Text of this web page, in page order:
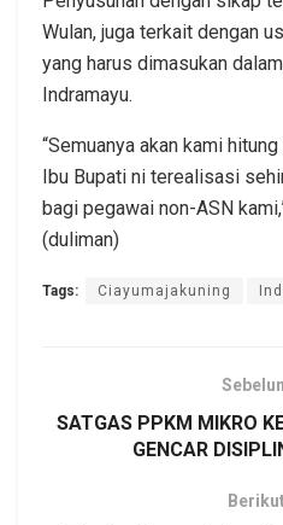
Wulan, juga terkait dengan
yang harus dimasukan
Indramayu.
“Semuanya akan kami
Ibu Bupati ni terealisasi
bagi pegawai non-ASN
(duliman)
Tags: Ciayumajakuning
SATGAS PPKM MIKRO
GENCAR